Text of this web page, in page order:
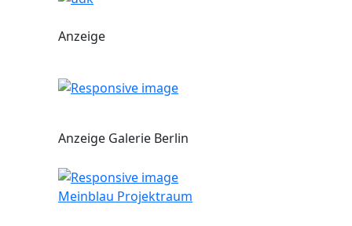
Anzeige
Anzeige Galerie Berlin
Meinblau Projektraum